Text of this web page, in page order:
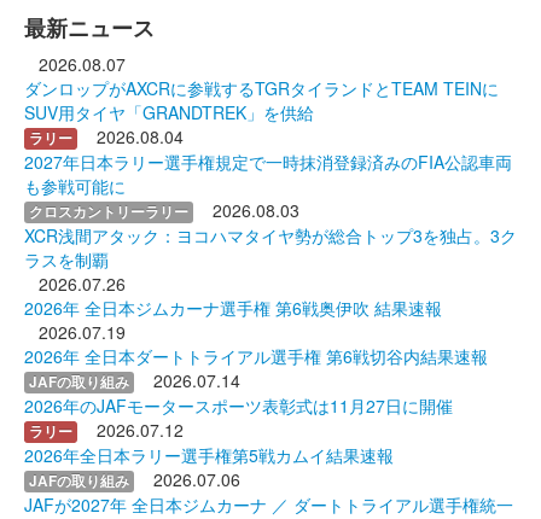
最新ニュース
2026.08.07
ダンロップがAXCRに参戦するTGRタイランドとTEAM TEINに
SUV用タイヤ「GRANDTREK」を供給
ラリー
2026.08.04
2027年日本ラリー選手権規定で一時抹消登録済みのFIA公認車両
も参戦可能に
クロスカントリーラリー
2026.08.03
XCR浅間アタック：ヨコハマタイヤ勢が総合トップ3を独占。3ク
ラスを制覇
2026.07.26
2026年 全日本ジムカーナ選手権 第6戦奥伊吹 結果速報
2026.07.19
2026年 全日本ダートトライアル選手権 第6戦切谷内結果速報
JAFの取り組み
2026.07.14
2026年のJAFモータースポーツ表彰式は11月27日に開催
ラリー
2026.07.12
2026年全日本ラリー選手権第5戦カムイ結果速報
JAFの取り組み
2026.07.06
JAFが2027年 全日本ジムカーナ ／ ダートトライアル選手権統一